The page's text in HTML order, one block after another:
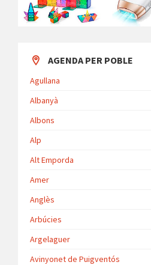
AGENDA PER POBLE
Agullana
Albanyà
Albons
Alp
Alt Emporda
Amer
Anglès
Arbúcies
Argelaguer
Avinyonet de Puigventós